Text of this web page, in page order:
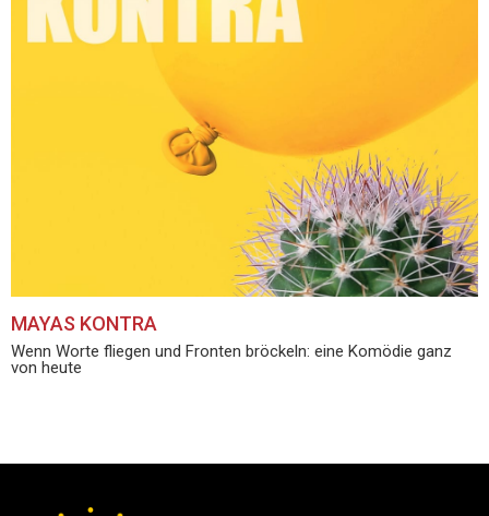
MAYAS KONTRA
Wenn Worte fliegen und Fronten bröckeln: eine Komödie ganz
von heute